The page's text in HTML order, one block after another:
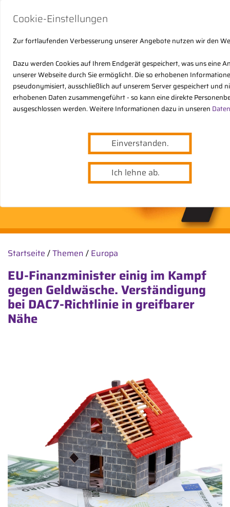
Cookie-Einstellungen
Zur fortlaufenden Verbesserung unserer Angebote nutzen wir den
Dazu werden Cookies auf Ihrem Endgerät gespeichert, was uns eine
unserer Webseite durch Sie ermöglicht. Die so erhobenen
pseudonymisiert, ausschließlich auf unserem Server gespeichert und
erhobenen Daten zusammengeführt - so kann eine direkte
ausgeschlossen werden. Weitere Informationen dazu in unseren
Einverstanden.
Ich lehne ab.
Startseite /Themen / Europa
EU-Finanzminister einig im Kampf
gegen Geldwäsche. Verständigung
bei DAC7-Richtlinie in greifbarer
Nähe